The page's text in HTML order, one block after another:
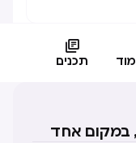

תכנים
במקום אחד